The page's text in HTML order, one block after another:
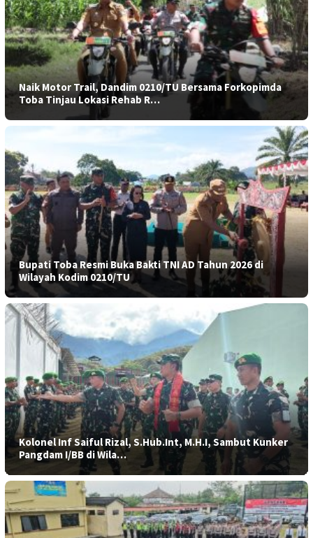
Naik Motor Trail, Dandim 0210/TU Bersama Forkopimda
Toba Tinjau Lokasi Rehab R…
Bupati Toba Resmi Buka Bakti TNI AD Tahun 2026 di
Wilayah Kodim 0210/TU
Kolonel Inf Saiful Rizal, S.Hub.Int, M.H.I, Sambut Kunker
Pangdam I/BB di Wila…